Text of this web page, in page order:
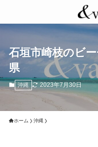
石垣市崎枝のビ
県
沖縄 2023年7月30日
ホーム 沖縄